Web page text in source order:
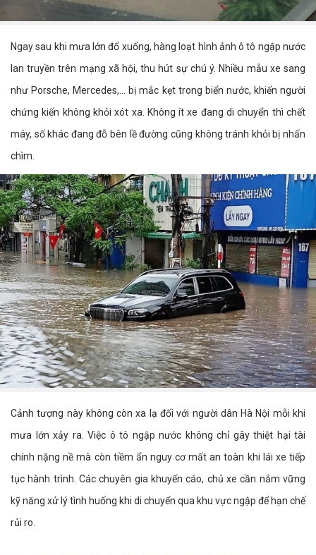
Ngay sau khi mưa lớn đổ xuống, hàng loạt hình ảnh ô tô ngập nước
lan truyền trên mạng xã hội, thu hút sự chú ý. Nhiều mẫu xe sang
như Porsche, Mercedes,... bị mắc kẹt trong biển nước, khiến người
chứng kiến không khỏi xót xa. Không ít xe đang di chuyển thì chết
máy, số khác đang đỗ bên lề đường cũng không tránh khỏi bị nhấn
chìm.
Cảnh tượng này không còn xa lạ đối với người dân Hà Nội mỗi khi
mưa lớn xảy ra. Việc ô tô ngập nước không chỉ gây thiệt hại tài
chính nặng nề mà còn tiềm ẩn nguy cơ mất an toàn khi lái xe tiếp
tục hành trình. Các chuyên gia khuyến cáo, chủ xe cần nắm vững
kỹ năng xử lý tình huống khi di chuyển qua khu vực ngập để hạn chế
rủi ro.